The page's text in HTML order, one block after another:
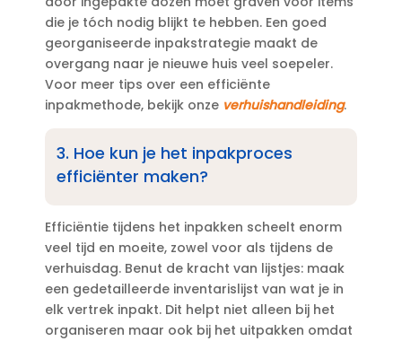
die je tóch nodig blijkt te hebben.​ Een goed
georganiseerde inpakstrategie maakt de
overgang naar je nieuwe huis veel soepeler.​
Voor meer tips over een efficiënte
inpakmethode, bekijk onze verhuishandleiding.​
3.​ Hoe kun je het inpakproces
efficiënter maken?
Efficiëntie tijdens het inpakken scheelt enorm
veel tijd en moeite, zowel voor als tijdens de
verhuisdag.​ Benut de kracht van lijstjes: maak
een gedetailleerde inventarislijst van wat je in
elk vertrek inpakt.​ Dit helpt niet alleen bij het
organiseren maar ook bij het uitpakken omdat